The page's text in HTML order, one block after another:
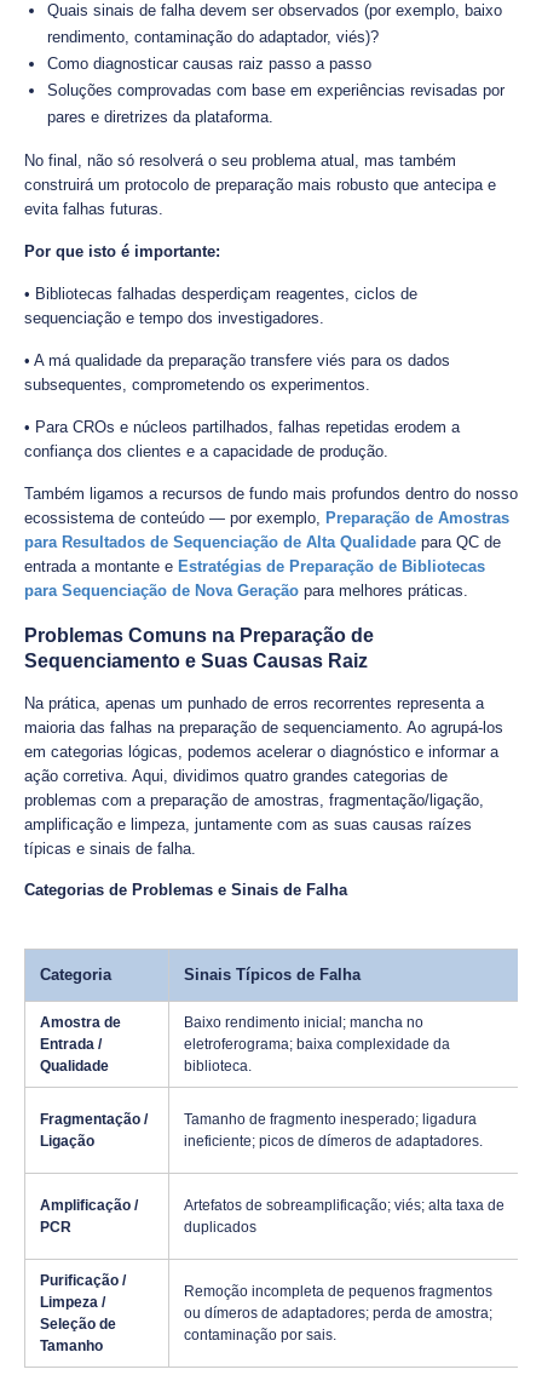
Quais sinais de falha devem ser observados (por exemplo, baixo
rendimento, contaminação do adaptador, viés)?
Como diagnosticar causas raiz passo a passo
Soluções comprovadas com base em experiências revisadas por
pares e diretrizes da plataforma.
No final, não só resolverá o seu problema atual, mas também
construirá um protocolo de preparação mais robusto que antecipa e
evita falhas futuras.
Por que isto é importante:
• Bibliotecas falhadas desperdiçam reagentes, ciclos de
sequenciação e tempo dos investigadores.
• A má qualidade da preparação transfere viés para os dados
subsequentes, comprometendo os experimentos.
• Para CROs e núcleos partilhados, falhas repetidas erodem a
confiança dos clientes e a capacidade de produção.
Também ligamos a recursos de fundo mais profundos dentro do nosso
ecossistema de conteúdo — por exemplo, Preparação de Amostras
para Resultados de Sequenciação de Alta Qualidade para QC de
entrada a montante e Estratégias de Preparação de Bibliotecas
para Sequenciação de Nova Geração para melhores práticas.
Problemas Comuns na Preparação de
Sequenciamento e Suas Causas Raiz
Na prática, apenas um punhado de erros recorrentes representa a
maioria das falhas na preparação de sequenciamento. Ao agrupá-los
em categorias lógicas, podemos acelerar o diagnóstico e informar a
ação corretiva. Aqui, dividimos quatro grandes categorias de
problemas com a preparação de amostras, fragmentação/ligação,
amplificação e limpeza, juntamente com as suas causas raízes
típicas e sinais de falha.
Categorias de Problemas e Sinais de Falha
Categoria Sinais Típicos de Falha
Amostra de
Entrada /
Qualidade
Baixo rendimento inicial; mancha no
eletroferograma; baixa complexidade da
biblioteca.
Fragmentação /
Ligação
Tamanho de fragmento inesperado; ligadura
ineficiente; picos de dímeros de adaptadores.
Amplificação /
PCR
Artefatos de sobreamplificação; viés; alta taxa de
duplicados
Purificação /
Limpeza /
Seleção de
Tamanho
Remoção incompleta de pequenos fragmentos
ou dímeros de adaptadores; perda de amostra;
contaminação por sais.